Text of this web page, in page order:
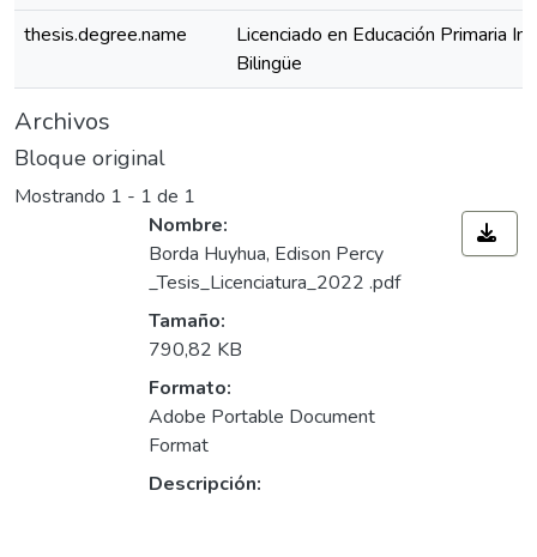
thesis.degree.name
Licenciado en Educación Primaria
Bilingüe
Archivos
Bloque original
Mostrando 1 - 1 de 1
Nombre:
Borda Huyhua, Edison Percy
_Tesis_Licenciatura_2022 .pdf
Tamaño:
790,82 KB
Formato:
Adobe Portable Document
Format
Descripción: